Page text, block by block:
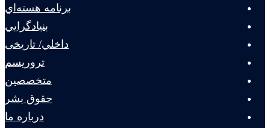
برنامه هسته‌اي
بنيادگرايي
داخلي/ تاریخی
تروريسم
متخصصين
حقوق بشر
درباره ما